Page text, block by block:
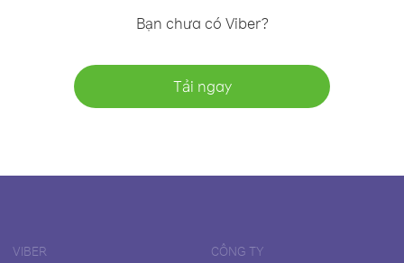
Bạn chưa có Viber?
Tải ngay
VIBER CÔNG TY